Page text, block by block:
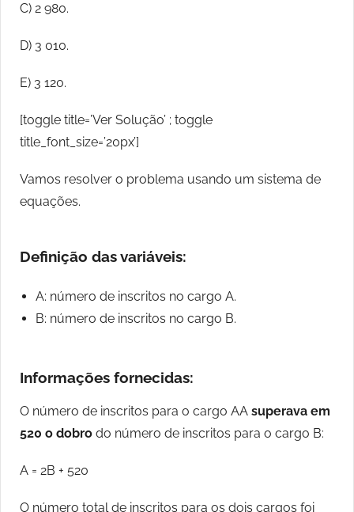
C) 2 980.
D) 3 010.
E) 3 120.
[toggle title=’Ver Solução’ ; toggle
title_font_size=’20px’]
Vamos resolver o problema usando um sistema de
equações.
Definição das variáveis:
A: número de inscritos no cargo A.
B: número de inscritos no cargo B.
Informações fornecidas:
O número de inscritos para o cargo AA superava em
520 o dobro do número de inscritos para o cargo B:
A = 2B + 520
O número total de inscritos para os dois cargos foi